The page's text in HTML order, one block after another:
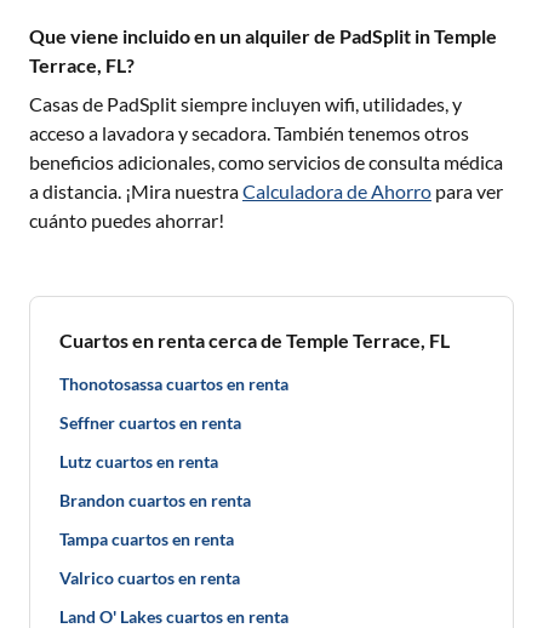
Que viene incluido en un alquiler de PadSplit in Temple
Terrace, FL?
Casas de PadSplit siempre incluyen wifi, utilidades, y
acceso a lavadora y secadora. También tenemos otros
beneficios adicionales, como servicios de consulta médica
a distancia. ¡Mira nuestraCalculadora de Ahorro para ver
cuánto puedes ahorrar!
Cuartos en renta cerca de Temple Terrace, FL
Thonotosassa cuartos en renta
Seffner cuartos en renta
Lutz cuartos en renta
Brandon cuartos en renta
Tampa cuartos en renta
Valrico cuartos en renta
Land O' Lakes cuartos en renta